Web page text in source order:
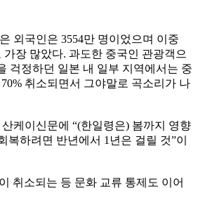
외국인은 3554만 명이었으며 이중
가장 많았다. 과도한 중국인 관광객으
걱정하던 일본 내 일부 지역에서는 중
취소되면서 그야말로 곡소리가 나
케이신문에 “(한일령은) 봄까지 영향
복하려면 반년에서 1년은 걸릴 것”이
취소되는 등 문화 교류 통제도 이어